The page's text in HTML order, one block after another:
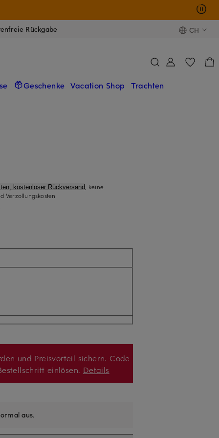
Rückgabe CH
Geschenke Vacation Shop Trachten
kostenloser Rückversand, keine
Verzollungskosten
und Preisvorteil sichern. Code
einlösen. Details
aus.